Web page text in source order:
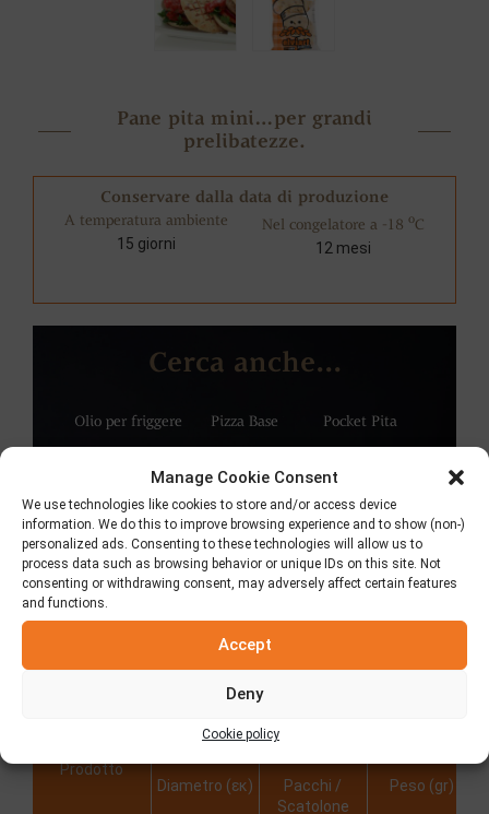
Manage Cookie Consent
We use technologies like cookies to store and/or access device
information. We do this to improve browsing experience and to show (non-)
personalized ads. Consenting to these technologies will allow us to
process data such as browsing behavior or unique IDs on this site. Not
consenting or withdrawing consent, may adversely affect certain features
and functions.
Accept
Deny
Cookie policy
Pane pita mini…per grandi
prelibatezze.
Conservare dalla data di produzione
A temperatura ambiente
15 giorni
Nel congelatore a -18 oC
12 mesi
Cerca anche...
Olio per friggere Pizza Base Pocket Pita
Prodotto
Diametro (εκ)
Pacchi /
Scatolone
Peso (gr)